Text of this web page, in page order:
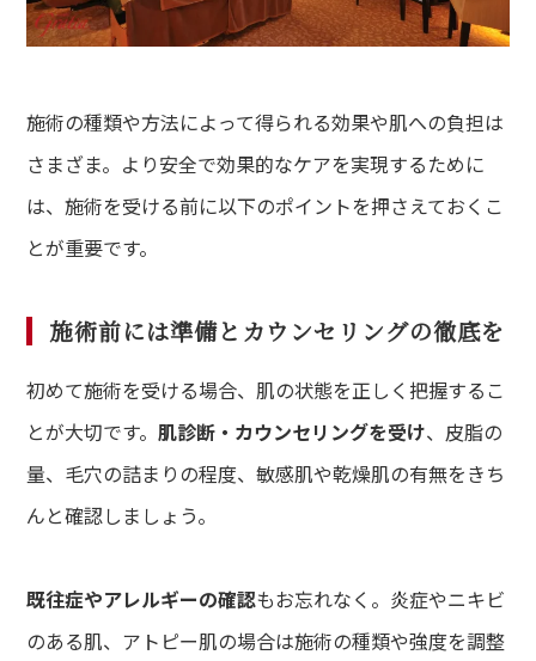
施術の種類や方法によって得られる効果や肌への負担は
さまざま。より安全で効果的なケアを実現するために
は、施術を受ける前に以下のポイントを押さえておくこ
とが重要です。
施術前には準備とカウンセリングの徹底を
初めて施術を受ける場合、肌の状態を正しく把握するこ
とが大切です。肌診断・カウンセリングを受け、皮脂の
量、毛穴の詰まりの程度、敏感肌や乾燥肌の有無をきち
んと確認しましょう。
既往症やアレルギーの確認もお忘れなく。炎症やニキビ
のある肌、アトピー肌の場合は施術の種類や強度を調整